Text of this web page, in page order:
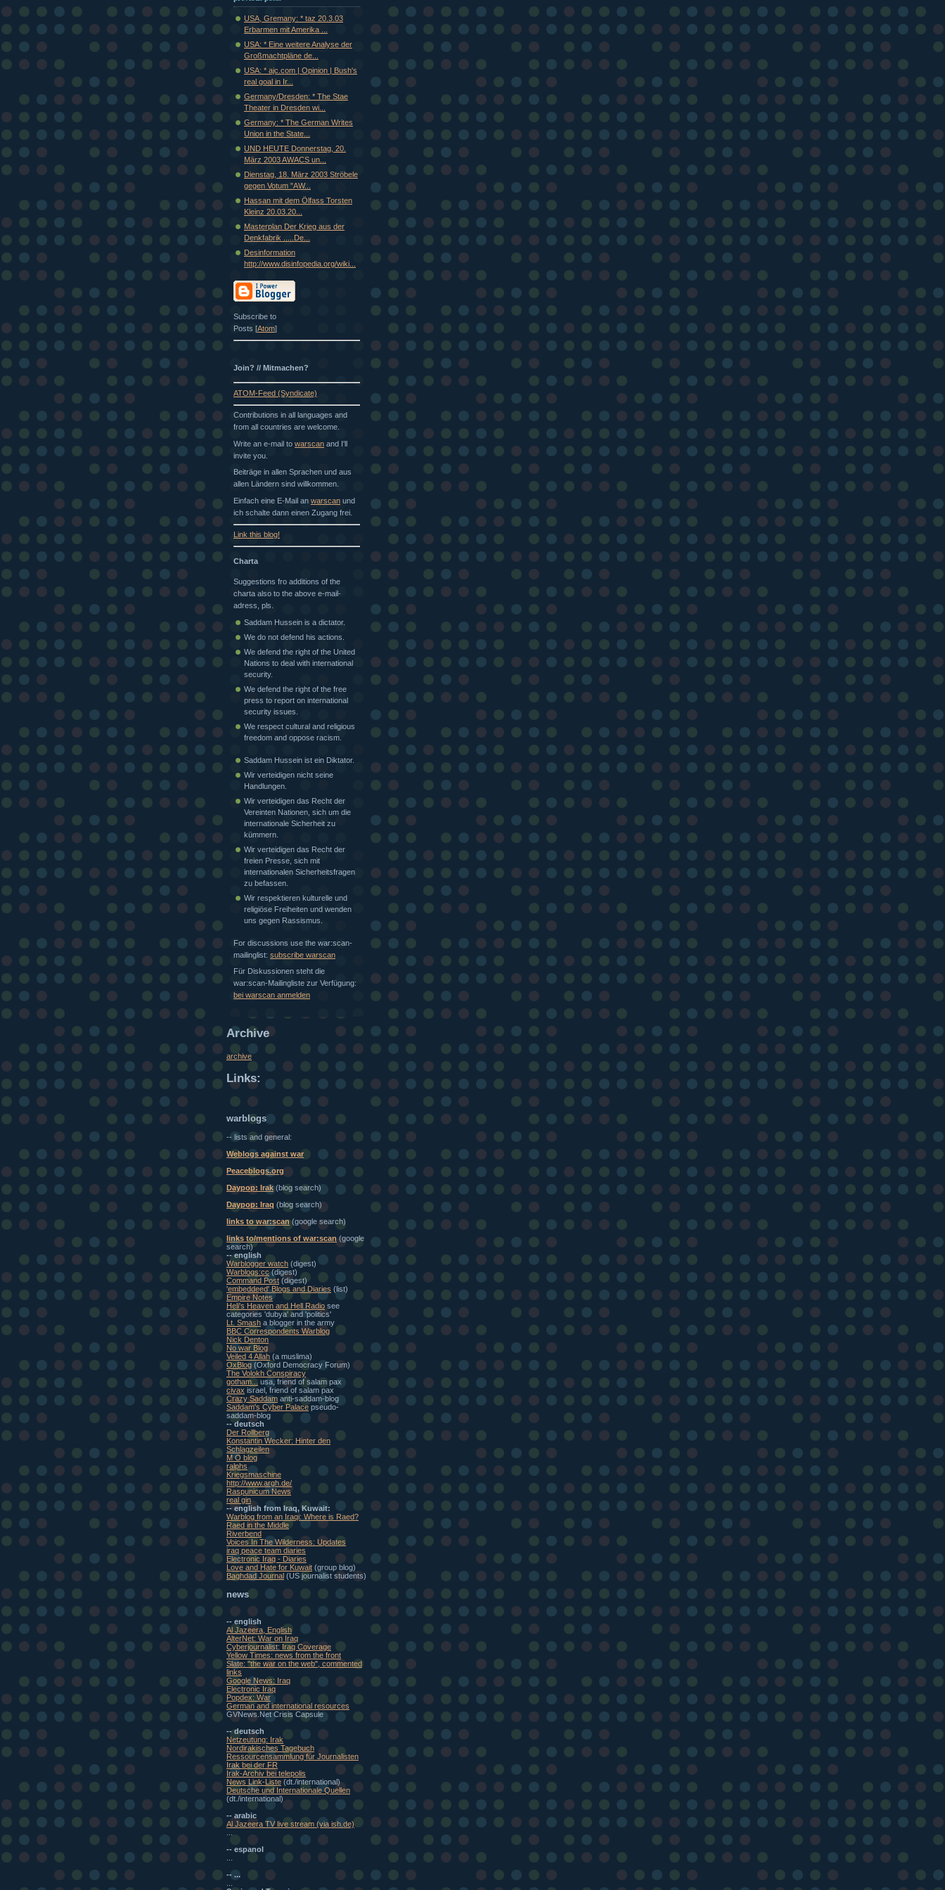
USA, Gremany: * taz 20.3.03
Erbarmen mit Amerika ...
USA: * Eine weitere Analyse der
Großmachtpläne de...
USA: * ajc.com | Opinion | Bush's
real goal in Ir...
Germany/Dresden: * The Stae
Theater in Dresden wi...
Germany: * The German Writes
Union in the State...
UND HEUTE Donnerstag, 20.
März 2003 AWACS un...
Dienstag, 18. März 2003 Ströbele
gegen Votum "AW...
Hassan mit dem Ölfass Torsten
Kleinz 20.03.20...
Masterplan Der Krieg aus der
Denkfabrik .....De...
Desinformation
http://www.disinfopedia.org/wiki...
Subscribe to
Posts [Atom]
Join? // Mitmachen?
ATOM-Feed (Syndicate)
Contributions in all languages and
from all countries are welcome.
Write an e-mail to warscan and I'll
invite you.
Beiträge in allen Sprachen und aus
allen Ländern sind willkommen.
Einfach eine E-Mail an warscan und
ich schalte dann einen Zugang frei.
Link this blog!
Charta
Suggestions fro additions of the
charta also to the above e-mail-
adress, pls.
Saddam Hussein is a dictator.
We do not defend his actions.
We defend the right of the United
Nations to deal with international
security.
We defend the right of the free
press to report on international
security issues.
We respect cultural and religious
freedom and oppose racism.
Saddam Hussein ist ein Diktator.
Wir verteidigen nicht seine
Handlungen.
Wir verteidigen das Recht der
Vereinten Nationen, sich um die
internationale Sicherheit zu
kümmern.
Wir verteidigen das Recht der
freien Presse, sich mit
internationalen Sicherheitsfragen
zu befassen.
Wir respektieren kulturelle und
religiöse Freiheiten und wenden
uns gegen Rassismus.
For discussions use the war:scan-
mailinglist: subscribe warscan
Für Diskussionen steht die
war:scan-Mailingliste zur Verfügung:
bei warscan anmelden
Archive
archive
Links:
warblogs
-- lists and general:
Weblogs against war
Peaceblogs.org
Daypop: Irak (blog search)
Daypop: Iraq (blog search)
links to war:scan (google search)
links to/mentions of war:scan(google
search)
-- english
Warblogger watch (digest)
Warblogs:cc (digest)
Command Post (digest)
'embeddeed' Blogs and Diaries (list)
Empire Notes
Heli's Heaven and Hell Radio see
categories 'dubya' and 'politics'
Lt. Smash a blogger in the army
BBC Correspondents Warblog
Nick Denton
No war Blog
Veiled 4 Allah (a muslima)
OxBlog (Oxford Democracy Forum)
The Volokh Conspiracy
gotham...
usa, friend of salam pax
civax israel, friend of salam pax
Crazy Saddam anti-saddam-blog
Saddam's Cyber Palace pseudo-
saddam-blog
-- deutsch
Der Rollberg
Konstantin Wecker: Hinter den
Schlagzeilen
M O blog
ralphs
Kriegsmaschine
http://www.argh.de/
Raspunicum News
real gin
-- english from Iraq, Kuwait:
Warblog from an Iraqi: Where is Raed?
Raed in the Middle
Riverbend
Voices In The Wilderness: Updates
iraq peace team diaries
Electronic Iraq - Diaries
Love and Hate for Kuwait (group blog)
Baghdad Journal (US journalist students)
news
-- english
Al Jazeera, English
AlterNet: War on Iraq
Cyberjournalist: Iraq Coverage
Yellow Times: news from the front
Slate: "the war on the web", commented
links
Google News: Iraq
Electronic Iraq
Popdex: War
German and international resources
GVNews.Net Crisis Capsule
-- deutsch
Netzeutung: Irak
Nordirakisches Tagebuch
Ressourcensammlung für Journalisten
Irak bei der FR
Irak-Archiv bei telepolis
News Link-Liste (dt./international)
Deutsche und Internationale Quellen
(dt./international)
-- arabic
Al Jazeera TV live stream (via ish.de)
-- espanol
-- ...